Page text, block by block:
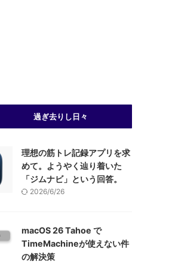
過ぎ去りし日々
理想の筋トレ記録アプリを求
めて。ようやく辿り着いた
「ジムナビ」という回答。
2026/6/26
macOS 26 Tahoe で
TimeMachineが使えない件
の解決策